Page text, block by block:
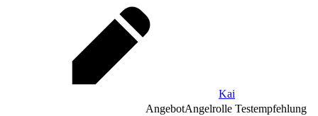
Kai
AngebotAngelrolle Testempfehlung